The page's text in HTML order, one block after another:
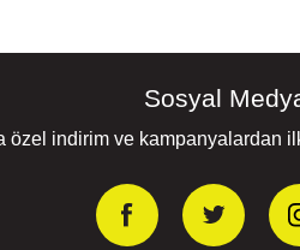
Sosyal
özel indirim ve kampanyalardan